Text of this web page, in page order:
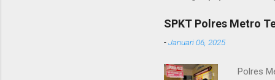
SPKT Polres Metro
-Januari 06, 2025
Polres